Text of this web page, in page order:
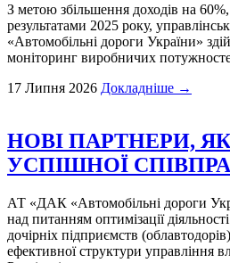
З метою збільшення доходів на
результатами 2025 року,
«Автомобільні дороги України»
моніторинг виробничих
17 Липня 2026 Докладніше →
НОВІ ПАРТНЕРИ,
УСПІШНОЇ
АТ «ДАК «Автомобільні дороги
над питанням оптимізації
дочірніх підприємств
ефективної структури управління